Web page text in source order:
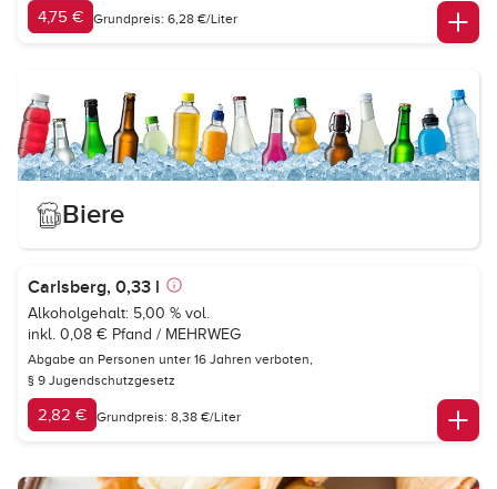
4,75 € Grundpreis: 6,28 €/Liter
Biere
Carlsberg, 0,33 l
Alkoholgehalt: 5,00 % vol.
inkl. 0,08 € Pfand / MEHRWEG
Abgabe an Personen unter 16 Jahren verboten,
§ 9 Jugendschutzgesetz
2,82 € Grundpreis: 8,38 €/Liter